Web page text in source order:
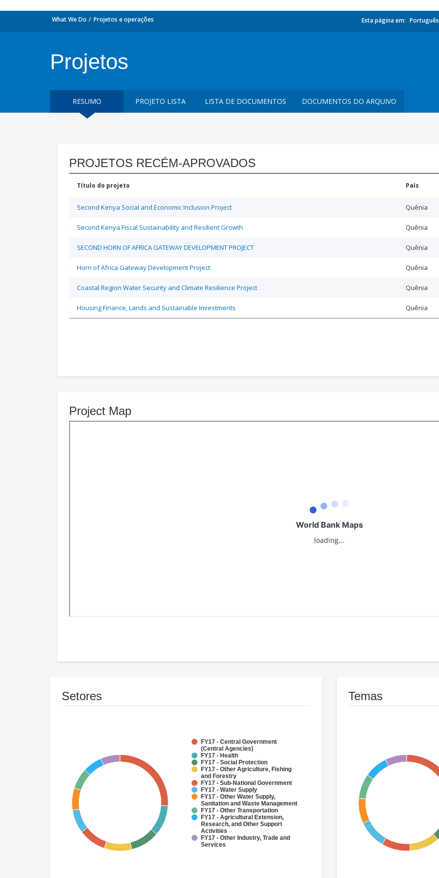
What We Do Projetos e operações Esta página em: Português
Projetos
RESUMO PROJETO LISTA LISTA DE DOCUMENTOS DOCUMENTOS DO ARQUIVO
PROJETOS RECÉM-APROVADOS
Título do projeto País
Second Kenya Social and Economic Inclusion Project Quênia
Second Kenya Fiscal Sustainability and Resilient Growth Quênia
SECOND HORN OF AFRICA GATEWAY DEVELOPMENT PROJECT Quênia
Horn of Africa Gateway Development Project Quênia
Coastal Region Water Security and Climate Resilience Project Quênia
Housing Finance, Lands and Sustainable Investments Quênia
Project Map
Setores
FY17 - Central Government
(Central Agencies)
FY17 - Health
FY17 - Social Protection
FY17 - Other Agriculture, Fishing
and Forestry
FY17 - Sub-National Government
FY17 - Water Supply
FY17 - Other Water Supply,
Sanitation and Waste Management
FY17 - Other Transportation
FY17 - Agricultural Extension,
Research, and Other Support
Activities
FY17 - Other Industry, Trade and
Services
Temas